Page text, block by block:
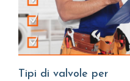
Tipi di valvole per